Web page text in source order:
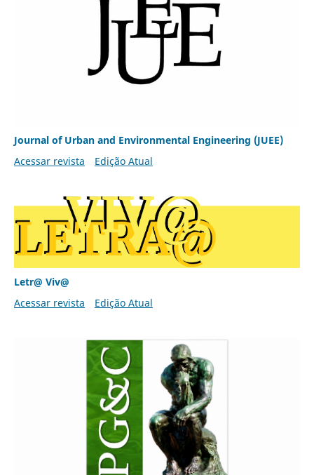
Journal of Urban and Environmental Engineering (JUEE)
Acessar revista
Edição Atual
Letr@ Viv@
Acessar revista
Edição Atual